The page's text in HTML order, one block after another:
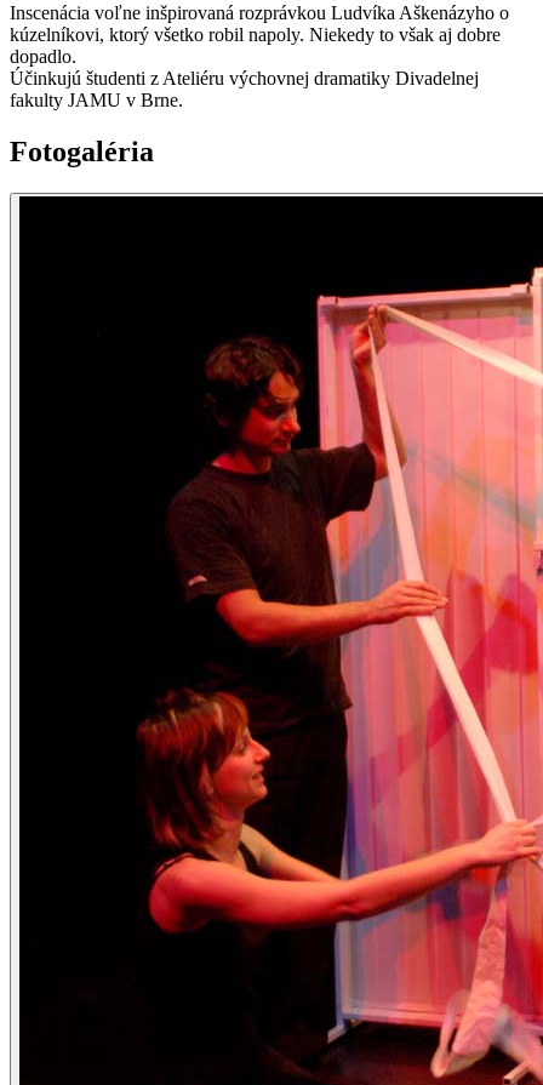
Inscenácia voľne inšpirovaná rozprávkou Ludvíka Aškenázyho o
kúzelníkovi, ktorý všetko robil napoly. Niekedy to však aj dobre
dopadlo.
Účinkujú študenti z Ateliéru výchovnej dramatiky Divadelnej
fakulty JAMU v Brne.
Fotogaléria